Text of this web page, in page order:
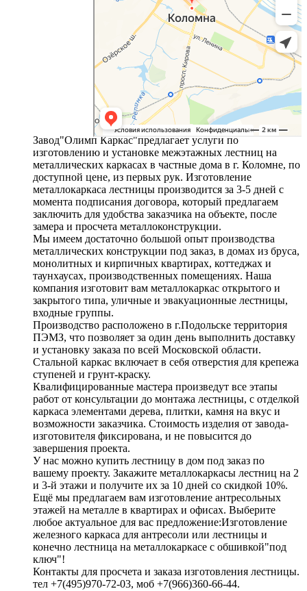
Завод"Олимп Каркас"предлагает услуги по
изготовлению и установке межэтажных лестниц на
металлических каркасах в частные дома в г. Коломне, по
доступной цене, из первых рук. Изготовление
металлокаркаса лестницы производится за 3-5 дней с
момента подписания договора, который предлагаем
заключить для удобства заказчика на объекте, после
замера и просчета металлоконструкции.
Мы имеем достаточно большой опыт производства
металлических конструкции под заказ, в домах из бруса,
монолитных и кирпичных квартирах, коттеджах и
таунхаусах, производственных помещениях. Наша
компания изготовит вам металлокаркас открытого и
закрытого типа, уличные и эвакуационные лестницы,
входные группы.
Производство расположено в г.Подольске территория
ПЭМЗ, что позволяет за один день выполнить доставку
и установку заказа по всей Московской области.
Стальной каркас включает в себя отверстия для крепежа
ступеней и грунт-краску.
Квалифицированные мастера произведут все этапы
работ от консультации до монтажа лестницы, с отделкой
каркаса элементами дерева, плитки, камня на вкус и
возможности заказчика. Стоимость изделия от завода-
изготовителя фиксирована, и не повысится до
завершения проекта.
У нас можно купить лестницу в дом под заказ по
вашему проекту. Закажите металлокаркасы лестниц на 2
и 3-й этажи и получите их за 10 дней со скидкой 10%.
Ещё мы предлагаем вам изготовление антресольных
этажей на металле в квартирах и офисах. Выберите
любое актуальное для вас предложение:Изготовление
железного каркаса для антресоли или лестницы и
конечно лестница на металлокаркасе с обшивкой"под
ключ"!
Контакты для просчета и заказа изготовления лестницы.
тел +7(495)970-72-03, моб +7(966)360-66-44.